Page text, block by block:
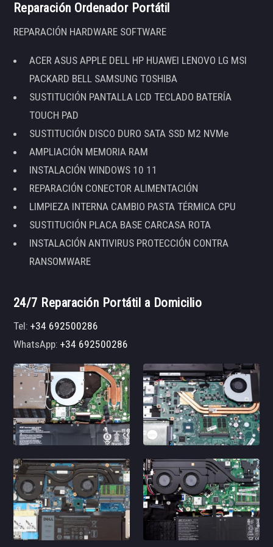
Reparación Ordenador Portátil
REPARACIÓN HARDWARE SOFTWARE
ACER ASUS APPLE DELL HP HUAWEI LENOVO LG MSI
PACKARD BELL SAMSUNG TOSHIBA
SUSTITUCIÓN PANTALLA LCD TECLADO BATERÍA
TOUCH PAD
SUSTITUCIÓN DISCO DURO SATA SSD M2 NVMe
AMPLIACIÓN MEMORIA RAM
INSTALACIÓN WINDOWS 10 11
REPARACIÓN CONECTOR ALIMENTACIÓN
LIMPIEZA INTERNA CAMBIO PASTA TÉRMICA CPU
SUSTITUCIÓN PLACA BASE CARCASA ROTA
INSTALACIÓN ANTIVIRUS PROTECCIÓN CONTRA
RANSOMWARE
24/7 Reparación Portátil a Domicilio
Tel:+34 692500286
WhatsApp:+34 692500286